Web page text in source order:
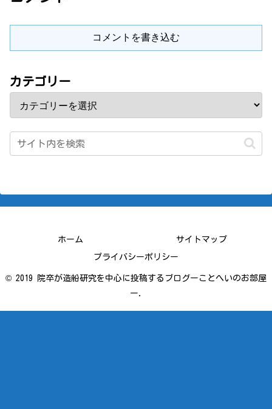
コメントを書き込む
カテゴリー
ホーム サイトマップ
プライバシーポリシー
© 2019 院卒が造船研究を中心に投稿するブログーことへいのお部屋
ー.